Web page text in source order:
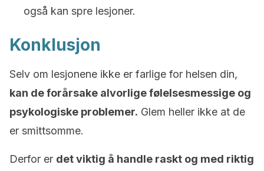
også kan spre lesjoner.
Konklusjon
Selv om lesjonene ikke er farlige for helsen din,
kan de forårsake alvorlige følelsesmessige og
psykologiske problemer. Glem heller ikke at de
er smittsomme.
Derfor er det viktig å handle raskt og med riktig